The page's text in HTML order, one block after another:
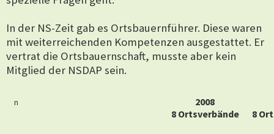
In der NS-Zeit gab es Ortsbauernführer. Diese waren
mit weiterreichenden Kompetenzen ausgestattet. Er
vertrat die Ortsbauernschaft, musste aber kein
Mitglied der NSDAP sein.
n
2008
8 Ortsverbände
8